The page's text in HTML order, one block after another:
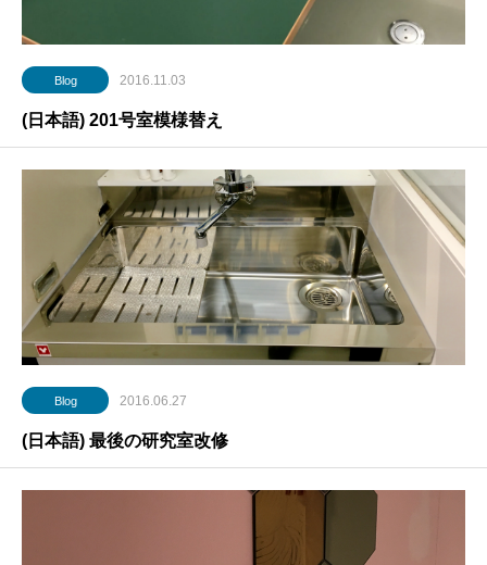
Blog 2016.11.03
(日本語) 201号室模様替え
Blog 2016.06.27
(日本語) 最後の研究室改修